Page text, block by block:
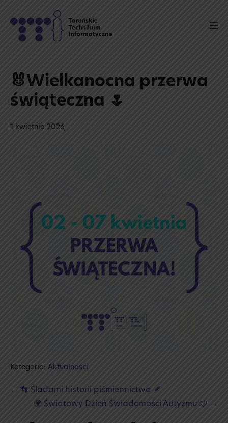
content
🐰Wielkanocna przerwa
świąteczna 🌷
1 kwietnia 2026
Kategoria: Aktualności
Post
Navigation
← 👣 Śladami historii piśmiennictwa 🪶
🌍 Światowy Dzień Świadomości Autyzmu 🩵 →